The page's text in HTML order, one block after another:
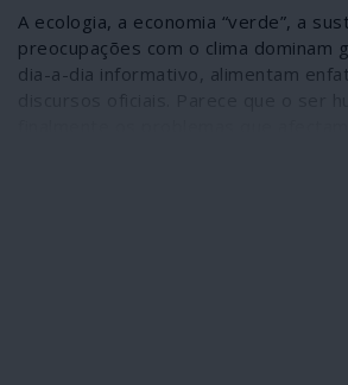
A ecologia, a economia “verde”, a
preocupações com o clima dominam
dia-a-dia informativo, alimentam